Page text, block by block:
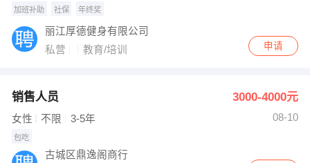
加班补助 社保 年终奖
丽江厚德健身有限公司
私营
教育/培训 申请
销售人员 3000-4000元
女性 不限 3-5年 08-10
包吃
古城区鼎逸阁商行